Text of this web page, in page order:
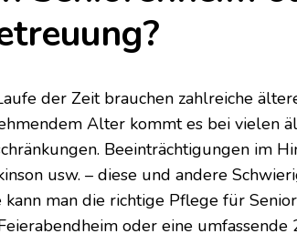
der Zeit brauchen zahlreiche
Alter kommt es bei vielen
Beeinträchtigungen im
usw. – diese und andere
man die richtige Pflege für
oder eine